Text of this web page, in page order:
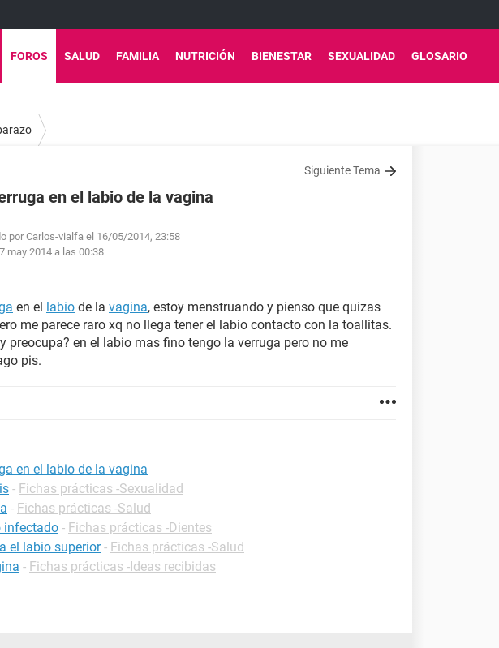
FOROS SALUD FAMILIA NUTRICIÓN BIENESTAR SEXUALIDAD GLOSARIO
Siguiente Tema
en el labio de la vagina
por Carlos-vialfa el 16/05/2014, 23:58
may 2014 a las 00:38
en el labio de la vagina, estoy menstruando y pienso que quizas
me parece raro xq no llega tener el labio contacto con la toallitas.
preocupa? en el labio mas fino tengo la verruga pero no me
pis.
en el labio de la vagina
- Fichas prácticas -Sexualidad
- Fichas prácticas -Salud
infectado - Fichas prácticas -Dientes
el labio superior - Fichas prácticas -Salud
- Fichas prácticas -Ideas recibidas